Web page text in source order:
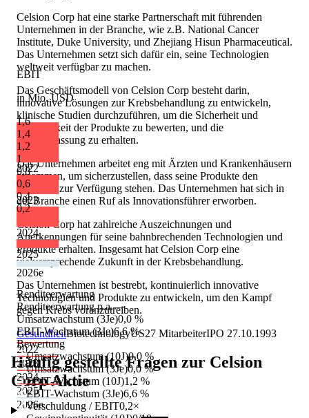
2022
2023
2024
2025
2026e
EBIT
in Mio. USD
1,6
1,4
1,2
1
0,8
0,6
0,4
0,2
2022
2023
2024
2025
2026e
Renditeerwartung
Renditeerwartung p.a.—
Umsatzwachstum (3Je)0,0 %
EBIT-Wachstum (3Je)6,6 %
Bewertung
Umsatzwachstum (10J)0,0 %
Umsatzwachstum (3Je)0,0 %
EBIT-Wachstum (10J)1,2 %
EBIT-Wachstum (3Je)6,6 %
Verschuldung / EBIT0,2×
Celsion Corp hat eine starke Partnerschaft mit führenden
Unternehmen in der Branche, wie z.B. National Cancer
Institute, Duke University, und Zhejiang Hisun Pharmaceutical.
Das Unternehmen setzt sich dafür ein, seine Technologien
weltweit verfügbar zu machen.
Das Geschäftsmodell von Celsion Corp besteht darin,
innovative Lösungen zur Krebsbehandlung zu entwickeln,
klinische Studien durchzuführen, um die Sicherheit und
Wirksamkeit der Produkte zu bewerten, und die
Marktzulassung zu erhalten.
Das Unternehmen arbeitet eng mit Ärzten und Krankenhäusern
zusammen, um sicherzustellen, dass seine Produkte den
Patienten zur Verfügung stehen. Das Unternehmen hat sich in
der Branche einen Ruf als Innovationsführer erworben.
Celsion Corp hat zahlreiche Auszeichnungen und
Anerkennungen für seine bahnbrechenden Technologien und
Produkte erhalten. Insgesamt hat Celsion Corp eine
vielversprechende Zukunft in der Krebsbehandlung.
Das Unternehmen ist bestrebt, kontinuierlich innovative
Technologien und Produkte zu entwickeln, um den Kampf
gegen Krebs voranzutreiben.
GesundheitBiotechnologyUS27 MitarbeiterIPO 27.10.1993
Häufig gestellte Fragen zur Celsion
CorpAktie